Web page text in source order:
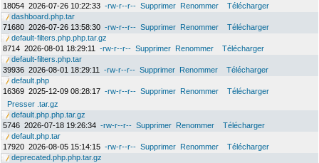
18054 2026-07-26 10:22:33 -rw-r--r-- Supprimer Renommer
Télécharger
dashboard.php.tar
71680 2026-07-26 13:58:30 -rw-r--r-- Supprimer Renommer
Télécharger
default-filters.php.php.tar.gz
8714 2026-08-01 18:29:11 -rw-r--r-- Supprimer Renommer
Télécharger
default-filters.php.tar
39936 2026-08-01 18:29:11 -rw-r--r-- Supprimer Renommer
Télécharger
default.php
16369 2025-12-09 08:28:17 -rw-r--r-- Supprimer Renommer
Télécharger
Presser .tar.gz
default.php.php.tar.gz
5746 2026-07-18 19:26:34 -rw-r--r-- Supprimer Renommer
Télécharger
default.php.tar
17920 2026-08-05 15:14:15 -rw-r--r-- Supprimer Renommer
Télécharger
deprecated.php.php.tar.gz